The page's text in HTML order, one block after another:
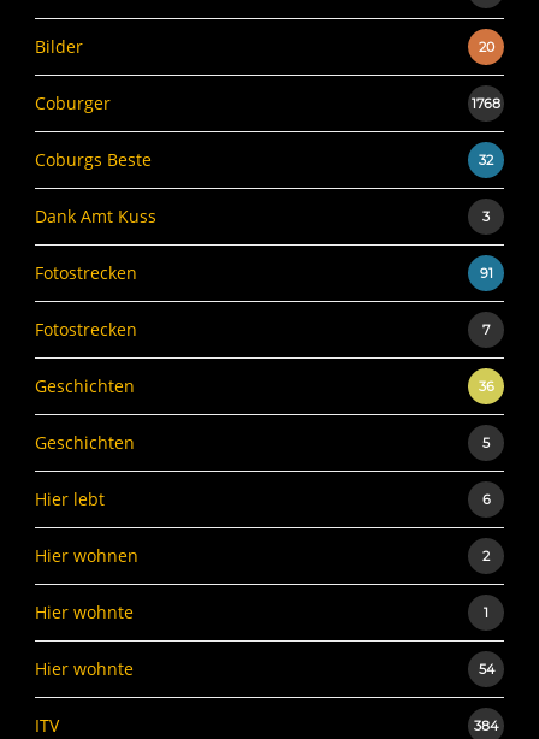
Bilder 20
Coburger 1768
Coburgs Beste 32
Dank Amt Kuss 3
Fotostrecken 91
Fotostrecken 7
Geschichten 36
Geschichten 5
Hier lebt 6
Hier wohnen 2
Hier wohnte 1
Hier wohnte 54
ITV 384